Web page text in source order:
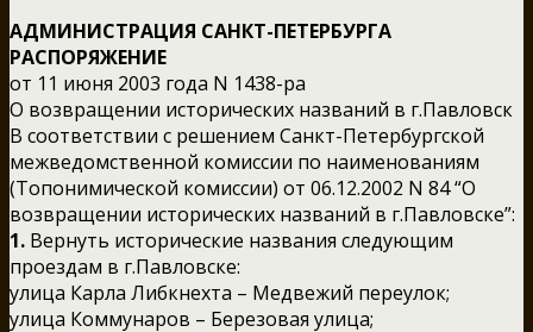
АДМИНИСТРАЦИЯ САНКТ-ПЕТЕРБУРГА
РАСПОРЯЖЕНИЕ
от 11 июня 2003 года N 1438-ра
О возвращении исторических названий в г.Павловск
В соответствии с решением Санкт-Петербургской
межведомственной комиссии по наименованиям
(Топонимической комиссии) от 06.12.2002 N 84 “О
возвращении исторических названий в г.Павловске”:
1. Вернуть исторические названия следующим
проездам в г.Павловске:
улица Карла Либкнехта – Медвежий переулок;
улица Коммунаров – Березовая улица;